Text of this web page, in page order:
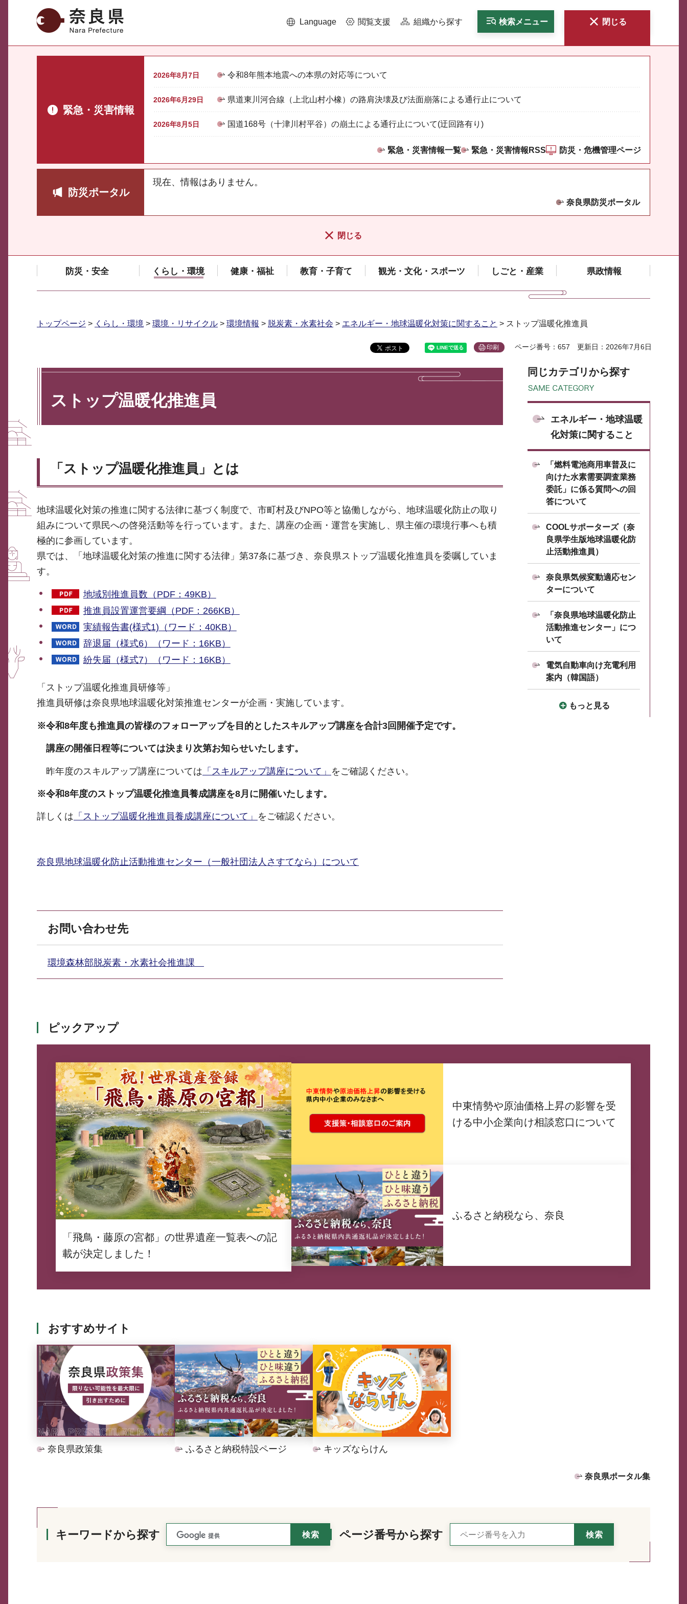
奈良県 Language 閲覧支援 組織から探す 検索メニュー 閉じる
緊急・災害情報
2026年8月7日 令和8年熊本地震への本県の対応等について
2026年6月29日 県道東川河合線（上北山村小橡）の路肩決壊及び法面崩落による通行止について
2026年8月5日 国道168号（十津川村平谷）の崩土による通行止について(迂回路有り)
緊急・災害情報一覧 緊急・災害情報RSS 防災・危機管理ページ
防災ポータル
現在、情報はありません。
奈良県防災ポータル
閉じる
防災・安全 くらし・環境 健康・福祉 教育・子育て 観光・文化・スポーツ しごと・産業 県政情報
トップページ > くらし・環境 > 環境・リサイクル > 環境情報 > 脱炭素・水素社会 > エネルギー・地球温暖化対策に関すること > ストップ温暖化推進員
印刷 ページ番号：657 更新日：2026年7月6日
ストップ温暖化推進員
「ストップ温暖化推進員」とは
地球温暖化対策の推進に関する法律に基づく制度で、市町村及びNPO等と協働しながら、地球温暖化防止の取り
組みについて県民への啓発活動等を行っています。また、講座の企画・運営を実施し、県主催の環境行事へも積
極的に参画しています。
県では、「地球温暖化対策の推進に関する法律」第37条に基づき、奈良県ストップ温暖化推進員を委嘱していま
す。
地域別推進員数（PDF：49KB）
推進員設置運営要綱（PDF：266KB）
実績報告書(様式1)（ワード：40KB）
辞退届（様式6）（ワード：16KB）
紛失届（様式7）（ワード：16KB）
「ストップ温暖化推進員研修等」
推進員研修は奈良県地球温暖化対策推進センターが企画・実施しています。
※令和8年度も推進員の皆様のフォローアップを目的としたスキルアップ講座を合計3回開催予定です。
講座の開催日程等については決まり次第お知らせいたします。
昨年度のスキルアップ講座については 「スキルアップ講座について」 をご確認ください。
※令和8年度のストップ温暖化推進員養成講座を8月に開催いたします。
詳しくは 「ストップ温暖化推進員養成講座について」 をご確認ください。
奈良県地球温暖化防止活動推進センター（一般社団法人さすてなら）について
お問い合わせ先
環境森林部脱炭素・水素社会推進課
同じカテゴリから探す
エネルギー・地球温暖
化対策に関すること
「燃料電池商用車普及に
向けた水素需要調査業務
委託」に係る質問への回
答について
COOLサポーターズ（奈
良県学生版地球温暖化防
止活動推進員）
奈良県気候変動適応セン
ターについて
「奈良県地球温暖化防止
活動推進センター」につ
いて
電気自動車向け充電利用
案内（韓国語）
もっと見る
ピックアップ
「飛鳥・藤原の宮都」の世界遺産一覧表への記
載が決定しました！
中東情勢や原油価格上昇の影響を受
ける中小企業向け相談窓口について
ふるさと納税なら、奈良
おすすめサイト
奈良県政策集 ふるさと納税特設ページ キッズならけん
奈良県ポータル集
キーワードから探す ページ番号から探す